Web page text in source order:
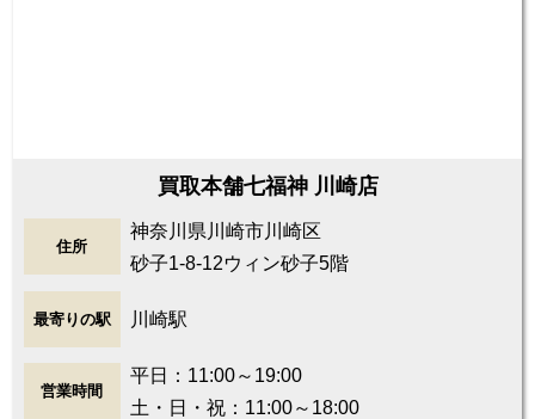
買取本舗七福神 川崎店
住所
神奈川県川崎市川崎区
砂子1-8-12ウィン砂子5階
最寄りの駅 川崎駅
営業時間
平日：11:00～19:00
土・日・祝：11:00～18:00